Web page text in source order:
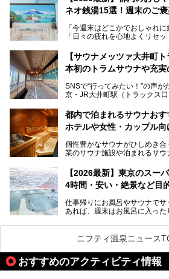
を知る地元の人にも、新しく
る、今の時代の"銭湯"として生
ビアバーなど、新しく登場し
す。充実した設備があるのに
ネオ銭湯15選！週末のご褒
「今週末はどこかでおしゃれに
「日々の疲れを心地よくリセッ
となっている新しいスタイル
最近、SNSやメディアで「デザ
本記事では、そもそもこれらが
いおしゃれな名店15選を、お
します。
【サウナメッツァ大井町
本初のトラムサウナや充実
SNSで“行ってみたい！”の声
京・JR大井町駅（トラックス
ツァ大井町トラックス」がニュ
ポ―トします。
都内で泊まれるサウナお
ホテルや女性・カップル向
個性豊かなサウナがひしめき
業のサウナ施設や泊まれるサウ
を旅の目的とする「サ旅」や
ど、自分の好きなタイミング
魅力です。
最近では、男性専用施設だけ
い個室サウナも増えてきまし
ら、特におすすめしたい施設
してみてください。
【2026最新】東京のスー
4時間・安い・絶景など目
仕事帰りにお風呂やサウナで
あれば、週末はお風呂に入った
また、終電を逃してしまい、
る場所があれば」と探した経
しょうか。
そこで本記事では、東京でお
ニフティ温泉ニュース
おすすめのアクティビティ情報